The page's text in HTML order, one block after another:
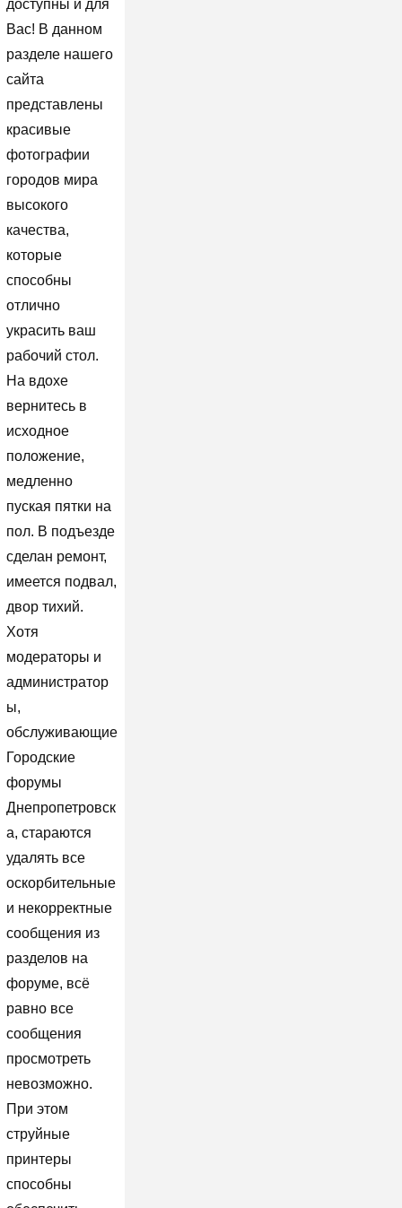
доступны и для
Вас! В данном
разделе нашего
сайта
представлены
красивые
фотографии
городов мира
высокого
качества,
которые
способны
отлично
украсить ваш
рабочий стол.
На вдохе
вернитесь в
исходное
положение,
медленно
пуская пятки на
пол. В подъезде
сделан ремонт,
имеется подвал,
двор тихий.
Хотя
модераторы и
администратор
ы,
обслуживающие
Городские
форумы
Днепропетровск
а, стараются
удалять все
оскорбительные
и некорректные
сообщения из
разделов на
форуме, всё
равно все
сообщения
просмотреть
невозможно.
При этом
струйные
принтеры
способны